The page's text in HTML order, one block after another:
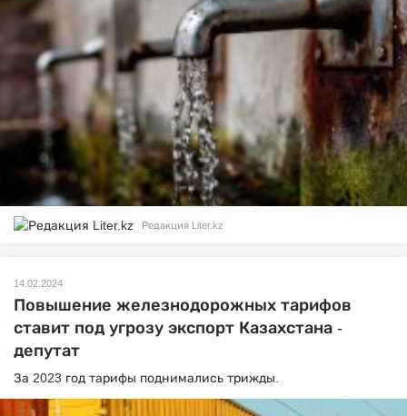
Редакция Liter.kz
14.02.2024
Повышение железнодорожных тарифов
ставит под угрозу экспорт Казахстана -
депутат
За 2023 год тарифы поднимались трижды.